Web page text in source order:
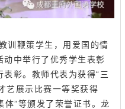
训鞭策学生，用爱国的情
中举行了优秀学生表彰
彰。教师代表为获得“三
艺展示比赛一等奖获得
体”等颁发了荣誉证书。龙